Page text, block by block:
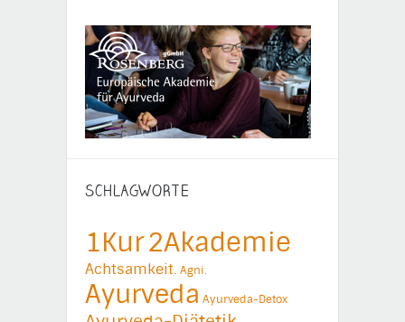
SCHLAGWORTE
1Kur2Akademie
Achtsamkeit. Agni.
Ayurveda Ayurveda-Detox